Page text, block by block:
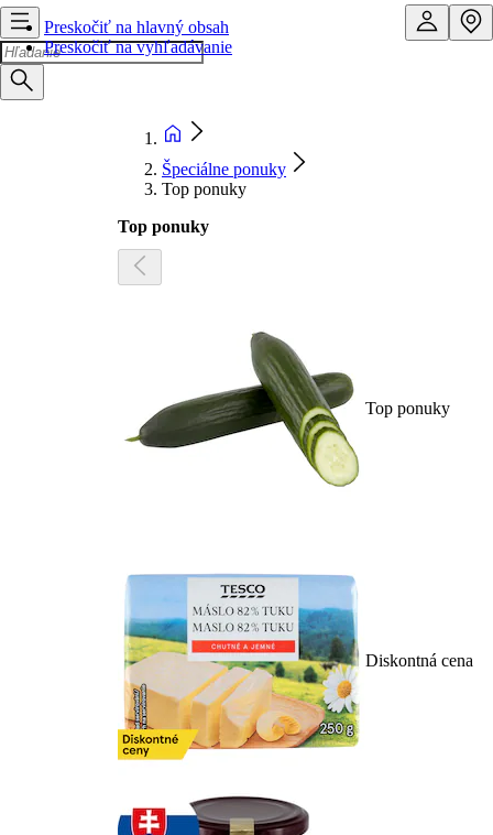
Preskočiť na hlavný obsah
Preskočiť na vyhľadávanie
Špeciálne ponuky
Top ponuky
Top ponuky
Top ponuky
Diskontná cena